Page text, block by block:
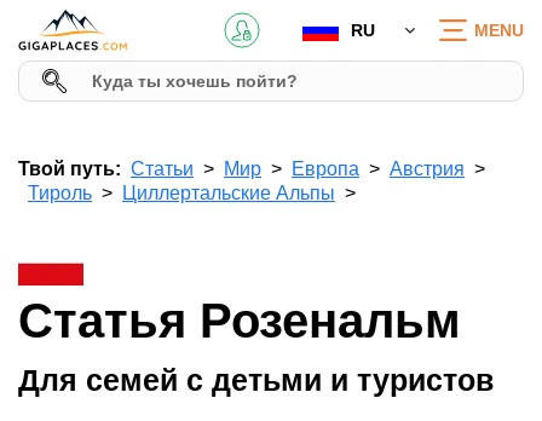
RU MENU
Твой путь: Статьи Мир Европа
Австрия
Тироль
Циллертальские Альпы
Статья Розенальм
Для семей с детьми и туристов